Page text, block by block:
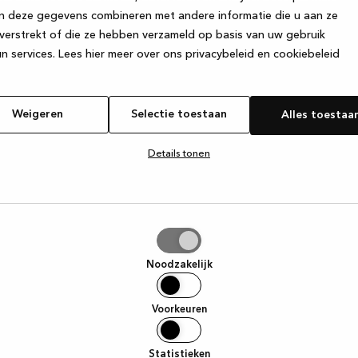
deze gegevens combineren met andere informatie die u aan ze
of die ze hebben verzameld op basis van uw gebruik
services. Lees hier meer over ons privacybeleid en cookiebeleid
Weigeren Selectie toestaan Alles
Details tonen
Noodzakelijk
Voorkeuren
Statistieken
has occurred while loadingwww.kvik.nl (see the